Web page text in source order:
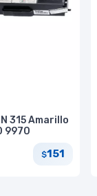
315 Amarillo
9970
$151